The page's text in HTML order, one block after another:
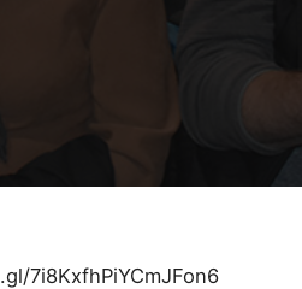
7i8KxfhPiYCmJFon6